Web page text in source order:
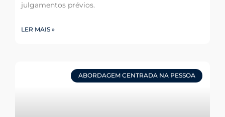
julgamentos prévios.
LER MAIS »
ABORDAGEM CENTRADA NA PESSOA